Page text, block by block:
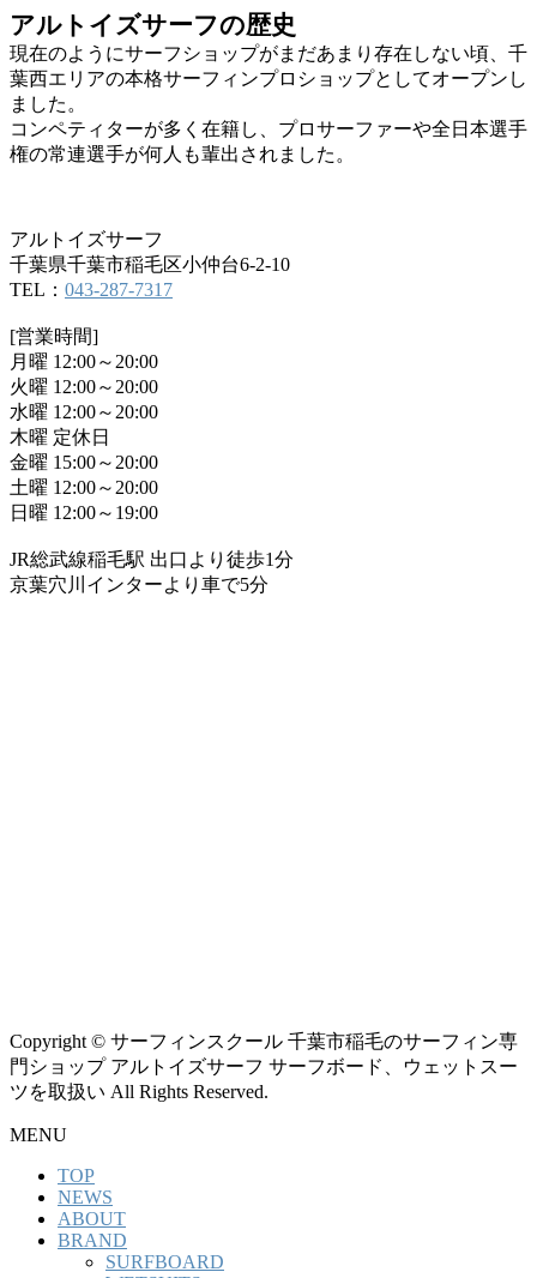
アルトイズサーフの歴史
現在のようにサーフショップがまだあまり存在しない頃、千
葉西エリアの本格サーフィンプロショップとしてオープンし
ました。
コンペティターが多く在籍し、プロサーファーや全日本選手
権の常連選手が何人も輩出されました。
アルトイズサーフ
千葉県千葉市稲毛区小仲台6-2-10
TEL： 043-287-7317
[営業時間]
月曜 12:00～20:00
火曜 12:00～20:00
水曜 12:00～20:00
木曜 定休日
金曜 15:00～20:00
土曜 12:00～20:00
日曜 12:00～19:00
JR総武線稲毛駅 出口より徒歩1分
京葉穴川インターより車で5分
Copyright © サーフィンスクール 千葉市稲毛のサーフィン専
門ショップ アルトイズサーフ サーフボード、ウェットスー
ツを取扱い All Rights Reserved.
MENU
TOP
NEWS
ABOUT
BRAND
SURFBOARD